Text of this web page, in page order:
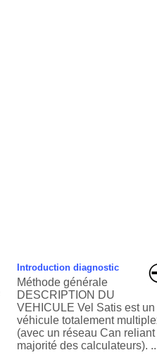
Introduction diagnostic
Méthode générale
DESCRIPTION DU
VEHICULE Vel Satis est un
véhicule totalement
(avec un réseau Can
majorité des calculateurs).